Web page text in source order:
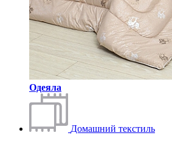
Одеяла
Домашний текстиль